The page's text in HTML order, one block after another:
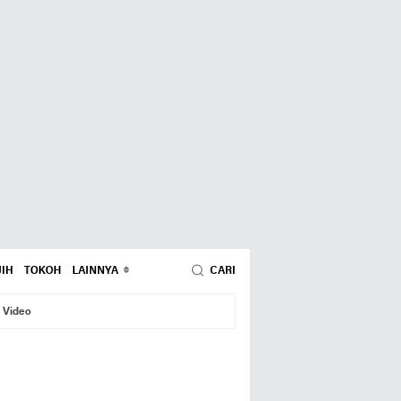
TOKOH LAINNYA CARI
Video